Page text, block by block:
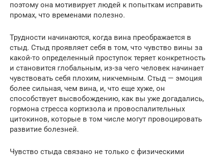
поэтому она мотивирует людей к попыткам исправить
промах, что временами полезно.
Трудности начинаются, когда вина преображается в
стыд. Стыд проявляет себя в том, что чувство вины за
какой-то определенный проступок теряет конкретность
и становится глобальным, из-за чего человек начинает
чувствовать себя плохим, никчемным. Стыд — эмоция
более сильная, чем вина, и, что еще хуже, он
способствует высвобождению, как вы уже догадались,
гормона стресса кортизола и провоспалительных
цитокинов, которые в том числе могут провоцировать
развитие болезней.
Чувство стыда связано не только с физическими